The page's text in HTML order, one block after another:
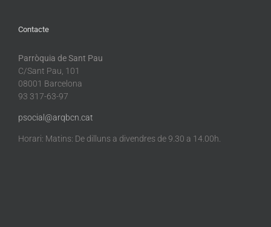
Contacte
Parròquia de Sant Pau
C/Sant Pau, 101
08001 Barcelona
93 317-63-97
psocial@arqbcn.cat
Horari: Matins: De dilluns a divendres de 9.30 a 14.00h.